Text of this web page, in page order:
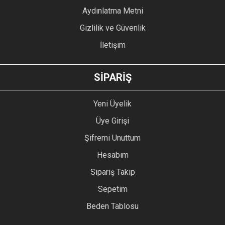
GÖNDER
Aydınlatma Metni
Gizlilik ve Güvenlik
İletişim
SİPARİŞ
Yeni Üyelik
Üye Girişi
Şifremi Unuttum
Hesabım
Sipariş Takip
Sepetim
Beden Tablosu